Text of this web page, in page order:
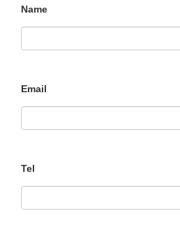
Name
Email
Tel